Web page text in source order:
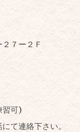
７ー２Ｆ
可)
て連絡下さい。